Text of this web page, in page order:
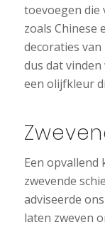
toevoegen die
zoals Chinese
decoraties
dus dat
een olijfkleur
Een
zwevende
adviseerde
laten zweven